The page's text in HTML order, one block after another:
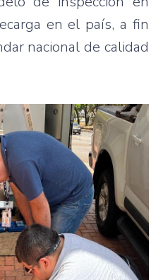
en el país, a fin
nacional de calidad